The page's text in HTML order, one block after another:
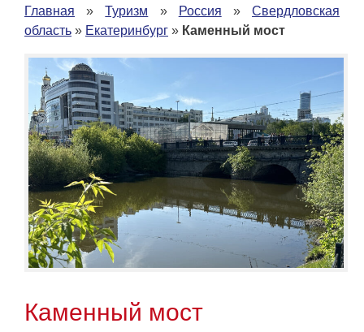
Главная »Туризм » Россия »Свердловская
область » Екатеринбург » Каменный мост
Каменный мост